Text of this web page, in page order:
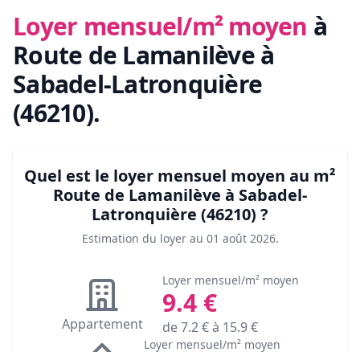
Loyer mensuel/m² moyen à
Route de Lamanilève à
Sabadel-Latronquière
(46210).
Quel est le loyer mensuel moyen au m²
Route de Lamanilève à Sabadel-
Latronquière (46210) ?
Estimation du loyer au 01 août 2026.
Appartement
Loyer mensuel/m² moyen
9.4€
de7.2€ à 15.9€
Loyer mensuel/m² moyen